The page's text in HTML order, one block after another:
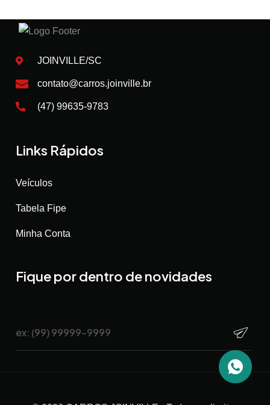
JOINVILLE/SC
contato@carros.joinville.br
(47) 99635-9783
Links Rápidos
Veículos
Tabela Fipe
Minha Conta
Fique por dentro de novidades